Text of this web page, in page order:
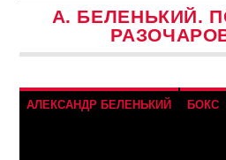
А. БЕЛЕНЬКИЙ.
АЛЕКСАНДР БЕЛЕНЬКИЙ БОКС